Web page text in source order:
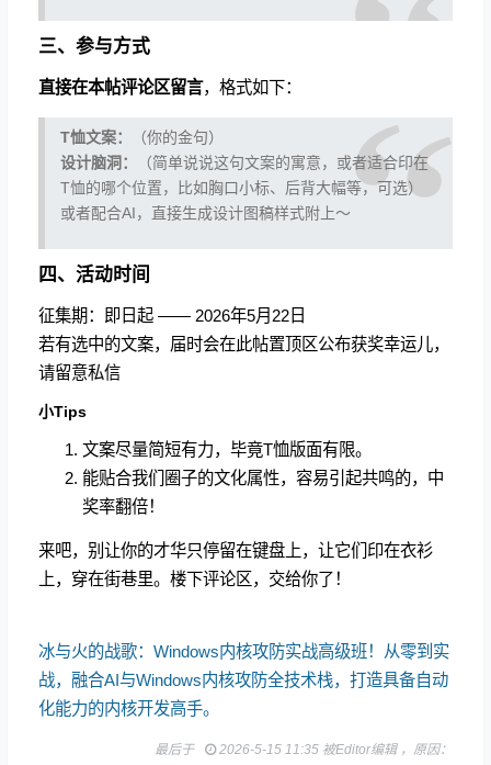
️三、️参与方式
直接在本帖评论区留言，格式如下：
T恤文案：
（你的金句）
设计脑洞：
（简单说说这句文案的寓意，或者适合印在
T恤的哪个位置，比如胸口小标、后背大幅等，可选）
或者配合AI，直接生成设计图稿样式附上～
四、活动时间
征集期：即日起 —— 2026年5月22日
若有选中的文案，届时会在此帖置顶区公布获奖幸运儿，
请留意私信
小Tips
文案尽量简短有力，毕竟T恤版面有限。
能贴合我们圈子的文化属性，容易引起共鸣的，中
奖率翻倍！
来吧，别让你的才华只停留在键盘上，让它们印在衣衫
上，穿在街巷里。楼下评论区，交给你了！
冰与火的战歌：Windows内核攻防实战高级班！从零到实
战，融合AI与Windows内核攻防全技术栈，打造具备自动
化能力的内核开发高手。
最后于 2026-5-15 11:35 被Editor编辑 ，原因：